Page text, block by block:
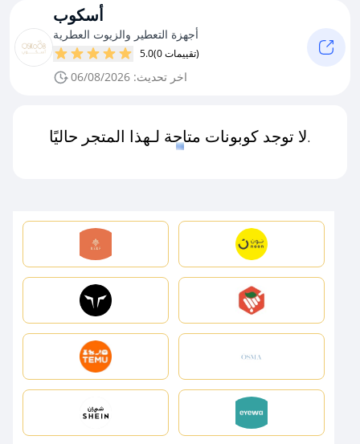
أسكوب
أجهزة التعطير والزيوت العطرية
5.0 (0 تقييمات)
اخر تحديث: 06/08/2026
لا توجد كوبونات متاحة لـهذا المتجر حاليًا.